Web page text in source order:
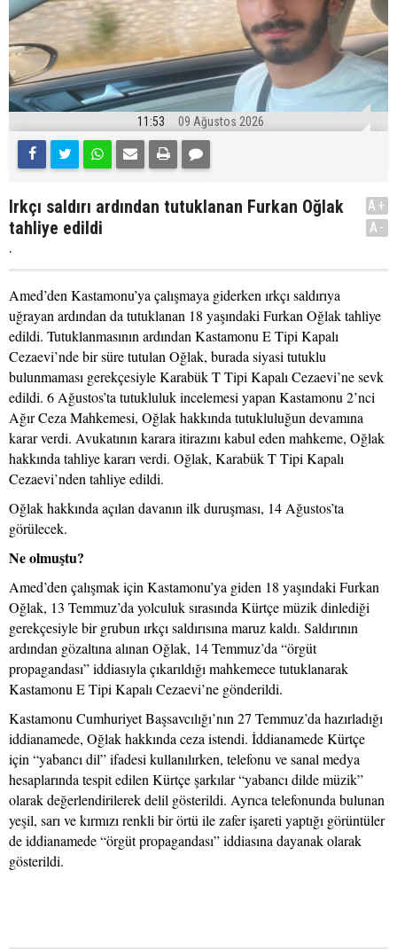
11:53 09 Ağustos 2026
Irkçı saldırı ardından tutuklanan Furkan Oğlak
tahliye edildi
.
A+
A-
Amed’den Kastamonu’ya çalışmaya giderken ırkçı saldırıya
uğrayan ardından da tutuklanan 18 yaşındaki Furkan Oğlak tahliye
edildi. Tutuklanmasının ardından Kastamonu E Tipi Kapalı
Cezaevi’nde bir süre tutulan Oğlak, burada siyasi tutuklu
bulunmaması gerekçesiyle Karabük T Tipi Kapalı Cezaevi’ne sevk
edildi. 6 Ağustos’ta tutukluluk incelemesi yapan Kastamonu 2’nci
Ağır Ceza Mahkemesi, Oğlak hakkında tutukluluğun devamına
karar verdi. Avukatının karara itirazını kabul eden mahkeme, Oğlak
hakkında tahliye kararı verdi. Oğlak, Karabük T Tipi Kapalı
Cezaevi’nden tahliye edildi.
Oğlak hakkında açılan davanın ilk duruşması, 14 Ağustos’ta
görülecek.
Ne olmuştu?
Amed’den çalışmak için Kastamonu’ya giden 18 yaşındaki Furkan
Oğlak, 13 Temmuz’da yolculuk sırasında Kürtçe müzik dinlediği
gerekçesiyle bir grubun ırkçı saldırısına maruz kaldı. Saldırının
ardından gözaltına alınan Oğlak, 14 Temmuz’da “örgüt
propagandası” iddiasıyla çıkarıldığı mahkemece tutuklanarak
Kastamonu E Tipi Kapalı Cezaevi’ne gönderildi.
Kastamonu Cumhuriyet Başsavcılığı’nın 27 Temmuz’da hazırladığı
iddianamede, Oğlak hakkında ceza istendi. İddianamede Kürtçe
için “yabancı dil” ifadesi kullanılırken, telefonu ve sanal medya
hesaplarında tespit edilen Kürtçe şarkılar “yabancı dilde müzik”
olarak değerlendirilerek delil gösterildi. Ayrıca telefonunda bulunan
yeşil, sarı ve kırmızı renkli bir örtü ile zafer işareti yaptığı görüntüler
de iddianamede “örgüt propagandası” iddiasına dayanak olarak
gösterildi.